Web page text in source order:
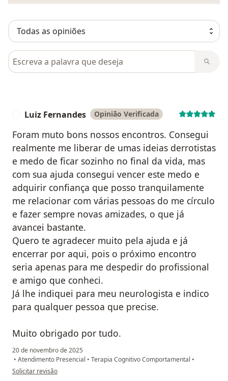
Pesquisar em opiniões
Luiz Fernandes Opinião Verificada
Foram muto bons nossos encontros. Consegui
realmente me liberar de umas ideias derrotistas
e medo de ficar sozinho no final da vida, mas
com sua ajuda consegui vencer este medo e
adquirir confiança que posso tranquilamente
me relacionar com várias pessoas do me círculo
e fazer sempre novas amizades, o que já
avancei bastante.
Quero te agradecer muito pela ajuda e já
encerrar por aqui, pois o próximo encontro
seria apenas para me despedir do profissional
e amigo que conheci.
Já lhe indiquei para meu neurologista e indico
para qualquer pessoa que precise.
Muito obrigado por tudo.
20 de novembro de 2025
• Atendimento Presencial • Terapia Cognitivo Comportamental •
na opinião do utilizador Luiz Fernandes
Solicitar revisão